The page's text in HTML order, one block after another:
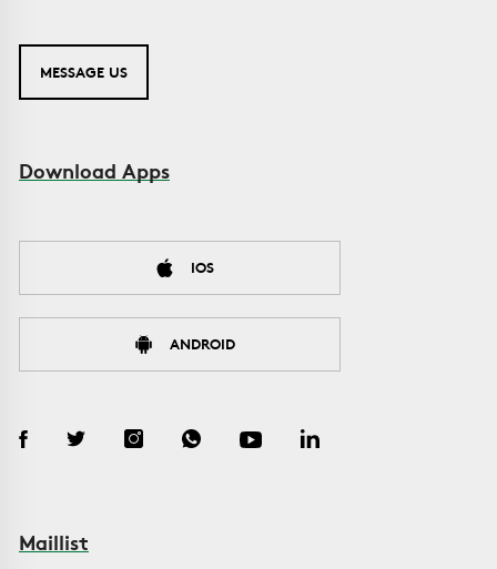
MESSAGE US
Download Apps
IOS
ANDROID
Maillist